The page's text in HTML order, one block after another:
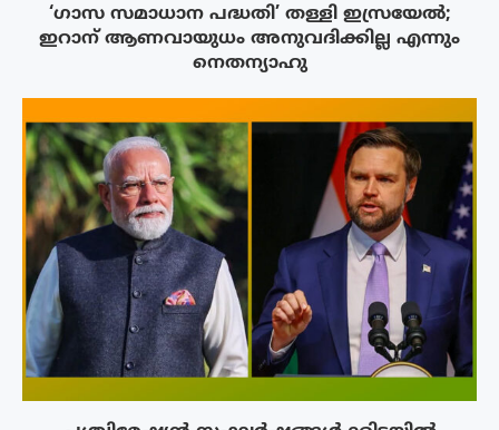
‘ഗാസ സമാധാന പദ്ധതി’ തള്ളി ഇസ്രയേൽ;
ഇറാന് ആണവായുധം അനുവദിക്കില്ല എന്നും
നെതന്യാഹു